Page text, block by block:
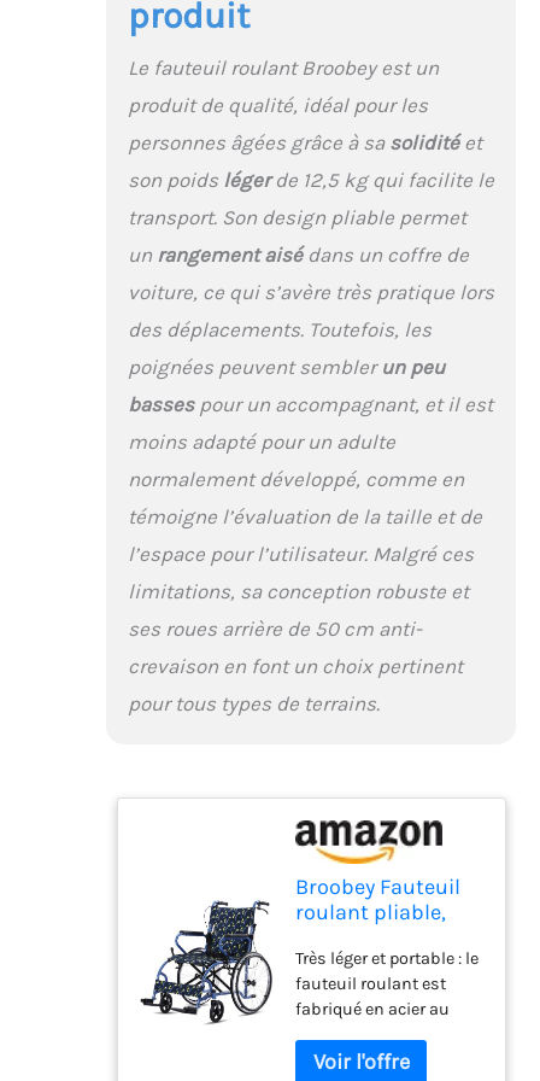
par-dessus les
obstacles. Pliage sans
: la caractéristique la
plus remarquable de
est sa capacité à se
plier sans effort en
seulement trois
secondes. Ce design
innovant permet à
l'utilisateur de passer
rapidement de la
mobilité au rangement
sans avoir besoin de
compliqués ou de
processus fastidieux.
fauteuil roulant peut
être transformé en un
autre et est donc
l'incarnation du design
convivial. 【Pneus de
protection anti-
crevaison】 Les roues
des chocs et de
propriétés
antidérapantes. Vous
pouvez facilement
accidentés et rester
stable sur des surfaces
lisses. Le grand anneau
de main ondulé est
lisse et ne gratte pas
produit
Le fauteuil roulant Broobey est un
produit de qualité, idéal pour les
personnes âgées grâce à sa soliditéet
son poids légerde 12,5 kg qui facilite le
transport. Son design pliable permet
un rangement aisédans un coffre de
voiture, ce qui s’avère très pratique lors
des déplacements. Toutefois, les
poignées peuvent sembler un peu
bassespour un accompagnant, et il est
moins adapté pour un adulte
normalement développé, comme en
témoigne l’évaluation de la taille et de
l’espace pour l’utilisateur. Malgré ces
limitations, sa conception robuste et
ses roues arrière de 50 cm anti-
crevaison en font un choix pertinent
pour tous types de terrains.
Broobey Fauteuil
roulant pliable,
kg, double frein,
12,5 kg, auto-
propulsion,
personnes âgées,
roue arrière 50 cm
Très léger et portable : le
fauteuil roulant est
fabriqué en acier au
supérieure et ne pèse